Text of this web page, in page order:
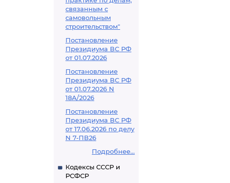
связанным с
самовольным
строительством"
Постановление
Президиума ВС РФ
от 01.07.2026
Постановление
Президиума ВС РФ
от 01.07.2026 N
18А/2026
Постановление
Президиума ВС РФ
от 17.06.2026 по делу
N 7-ПВ26
Подробнее...
Кодексы СССР и
РСФСР